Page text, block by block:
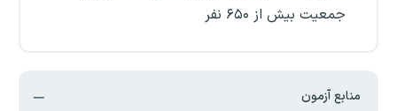
جمعیت بیش از ۶۵۰ نفر
منابع آزمون